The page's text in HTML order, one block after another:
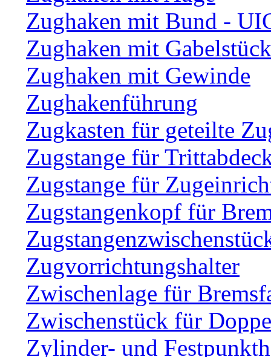
Zughaken mit Bund -
Zughaken mit Gabelstück
Zughaken mit Gewinde
Zughakenführung
Zugkasten für geteilte
Zugstange für
Zugstange für
Zugstangenkopf für
Zugvorrichtungshalter
Zwischenlage für
Zwischenstück für
Zylinder- und